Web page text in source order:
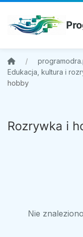
Edukacja, kultura i
hobby
Rozrywka i
Nie